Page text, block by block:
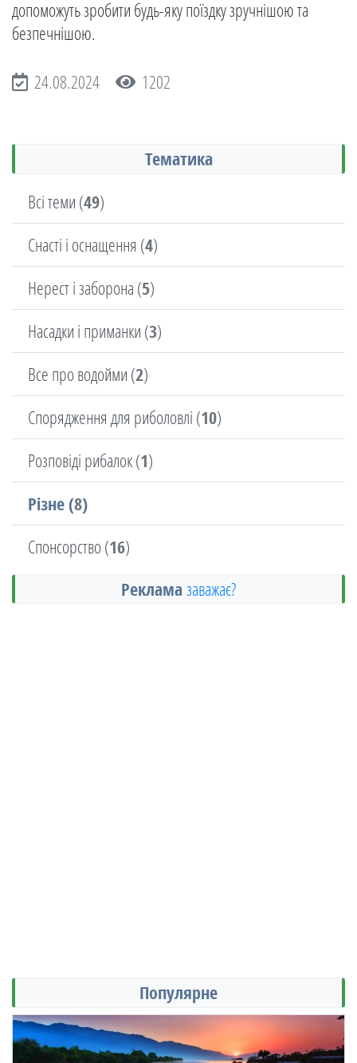
допоможуть зробити будь-яку поїздку зручнішою та
безпечнішою.
24.08.2024
1202
Тематика
Всі теми (49)
Снасті і оснащення (4)
Нерест і заборона (5)
Насадки і приманки (3)
Все про водойми (2)
Спорядження для риболовлі (10)
Розповіді рибалок (1)
Різне (8)
Спонсорство (16)
Рекламазаважає?
Популярне